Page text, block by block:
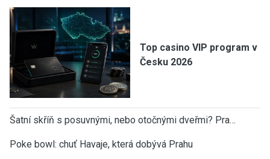
Top casino VIP program v
Česku 2026
Šatní skříň s posuvnými, nebo otočnými dveřmi? Pra…
Poke bowl: chuť Havaje, která dobývá Prahu